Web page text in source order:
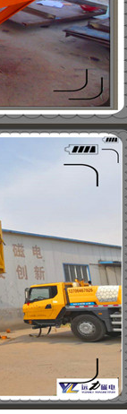
永磁滚筒